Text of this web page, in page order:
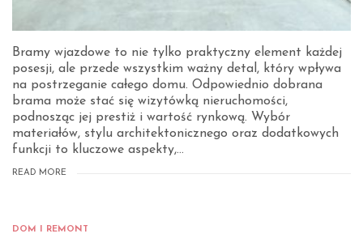
Bramy wjazdowe to nie tylko praktyczny element każdej
posesji, ale przede wszystkim ważny detal, który wpływa
na postrzeganie całego domu. Odpowiednio dobrana
brama może stać się wizytówką nieruchomości,
podnosząc jej prestiż i wartość rynkową. Wybór
materiałów, stylu architektonicznego oraz dodatkowych
funkcji to kluczowe aspekty,...
READ MORE
DOM I REMONT